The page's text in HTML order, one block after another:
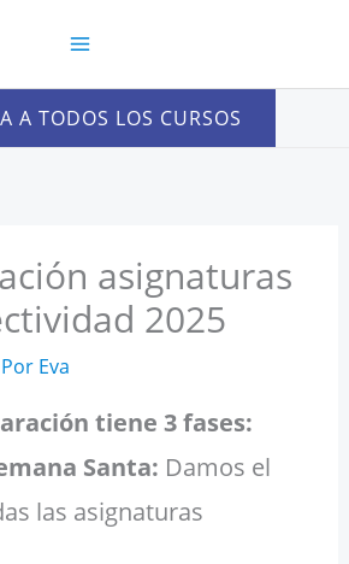
A TODOS LOS CURSOS
asignaturas
2025
Eva
tiene 3 fases:
Santa: Damos el
las asignaturas